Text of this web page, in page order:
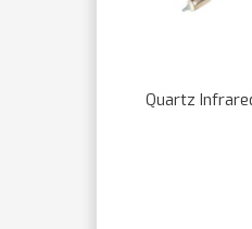
Quartz